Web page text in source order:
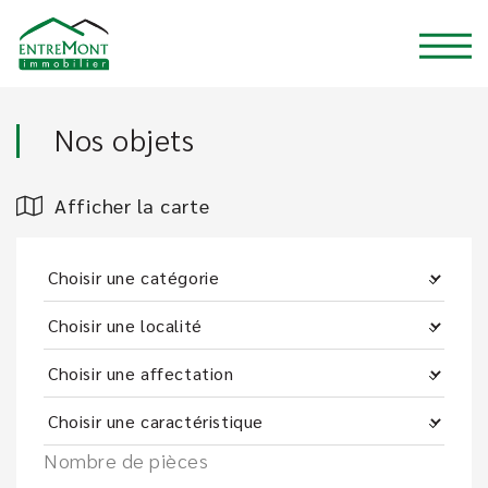
Nos objets
Afficher la carte
Nombre de pièces